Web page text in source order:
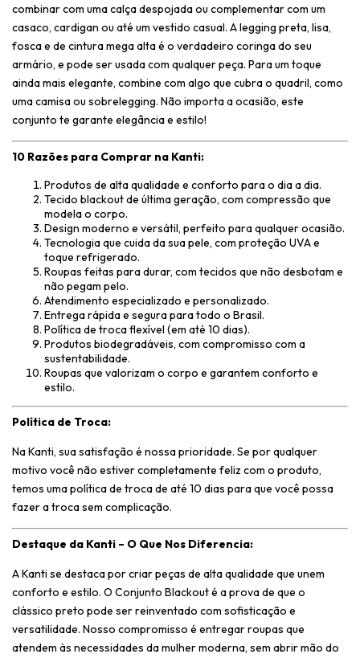
combinar com uma calça despojada ou complementar com um
casaco, cardigan ou até um vestido casual. A legging preta, lisa,
fosca e de cintura mega alta é o verdadeiro coringa do seu
armário, e pode ser usada com qualquer peça. Para um toque
ainda mais elegante, combine com algo que cubra o quadril, como
uma camisa ou sobrelegging. Não importa a ocasião, este
conjunto te garante elegância e estilo!
10 Razões para Comprar na Kanti:
Produtos de alta qualidade e conforto para o dia a dia.
Tecido blackout de última geração, com compressão que
modela o corpo.
Design moderno e versátil, perfeito para qualquer ocasião.
Tecnologia que cuida da sua pele, com proteção UVA e
toque refrigerado.
Roupas feitas para durar, com tecidos que não desbotam e
não pegam pelo.
Atendimento especializado e personalizado.
Entrega rápida e segura para todo o Brasil.
Política de troca flexível (em até 10 dias).
Produtos biodegradáveis, com compromisso com a
sustentabilidade.
Roupas que valorizam o corpo e garantem conforto e
estilo.
Política de Troca:
Na Kanti, sua satisfação é nossa prioridade. Se por qualquer
motivo você não estiver completamente feliz com o produto,
temos uma política de troca de até 10 dias para que você possa
fazer a troca sem complicação.
Destaque da Kanti – O Que Nos Diferencia:
A Kanti se destaca por criar peças de alta qualidade que unem
conforto e estilo. O Conjunto Blackout é a prova de que o
clássico preto pode ser reinventado com sofisticação e
versatilidade. Nosso compromisso é entregar roupas que
atendem às necessidades da mulher moderna, sem abrir mão do